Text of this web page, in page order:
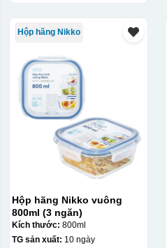
Hộp hãng Nikko
Hộp hãng Nikko vuông
800ml (3 ngăn)
Kích thước: 800ml
TG sản xuất: 10 ngày